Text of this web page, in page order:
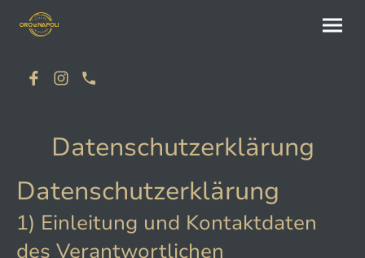
Datenschutzerklärung
Datenschutzerklärung
1) Einleitung und Kontaktdaten
des Verantwortlichen